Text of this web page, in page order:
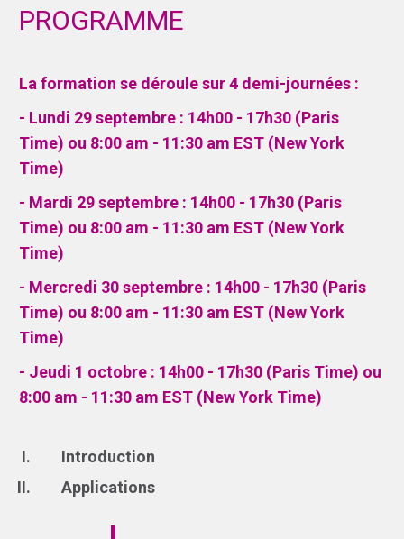
PROGRAMME
La formation se déroule sur 4 demi-journées :
- Lundi 29 septembre : 14h00 - 17h30 (Paris
Time) ou 8:00 am - 11:30 am EST (New York
Time)
- Mardi 29 septembre : 14h00 - 17h30 (Paris
Time) ou 8:00 am - 11:30 am EST (New York
Time)
- Mercredi 30 septembre : 14h00 - 17h30 (Paris
Time) ou 8:00 am - 11:30 am EST (New York
Time)
- Jeudi 1 octobre : 14h00 - 17h30 (Paris Time) ou
8:00 am - 11:30 am EST (New York Time)
Introduction
Applications